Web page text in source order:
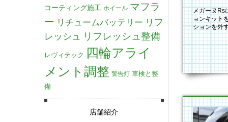
メガーヌRs
ョンキット
ションを外
異なり、
コーティング施工 ホイール マフラ
ー リチュームバッテリー リフ
レッシュ
リフレッシュ整備
レヴィテック 四輪アライ
メント調整 警告灯 車検と整
備
店舗紹介